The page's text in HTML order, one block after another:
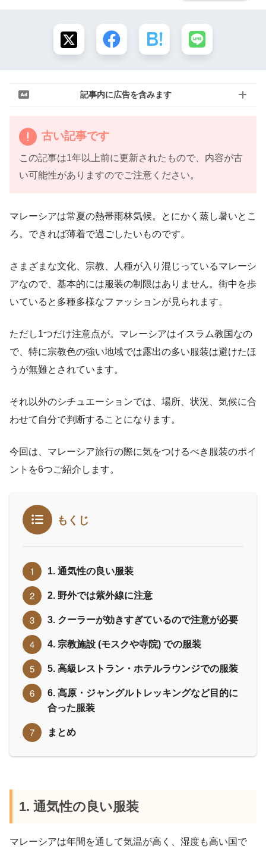
記事内に広告を含みます
古い記事です
この記事は1年以上前に更新されたもので、内容が古
い可能性がありますのでご注意ください。
マレーシアは常夏の熱帯雨林気候。とにかく蒸し暑いとこ
ろ。できれば薄着で過ごしたいものです。
さまざまな文化、宗教、人種が入り混じっているマレーシ
アなので、基本的には服装の制限はありません。街中を歩
いていると多種多様なファッションが見られます。
ただし1つだけ注意点が。マレーシアはイスラム教国なの
で、特に宗教色の強い地域では露出の多い服装は避けたほ
うが無難とされています。
それ以外のシチュエーションでは、場所、状況、気候に合
わせて自分で判断することになります。
今回は、マレーシア旅行の際に気をつけるべき服装のポイ
ントを6つご紹介します。
もくじ
1. 通気性の良い服装
2. 野外では紫外線に注意
3. クーラーが効きすぎているので注意が必要
4. 宗教施設 (モスクや寺院) での服装
5. 高級レストラン・ホテルラウンジでの服装
6. 高原・ジャングルトレッキングなど目的に
合った服装
まとめ
1. 通気性の良い服装
マレーシアは年間を通して気温が高く、湿度も高い国で